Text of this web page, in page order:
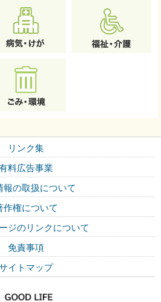
リンク集
料広告事業
報の取扱について
作権について
ジのリンクについて
免責事項
イトマップ